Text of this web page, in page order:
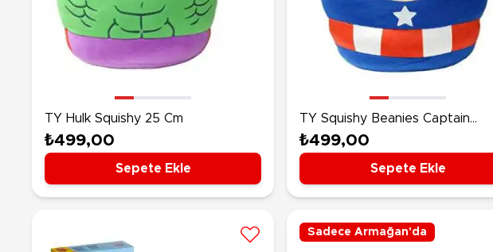
TY Hulk Squishy 25 Cm
₺499,00
Sepete Ekle
TY Squishy Beanies Captain
America 25 Cm
₺499,00
Sepete Ekle
Sadece Armağan'da